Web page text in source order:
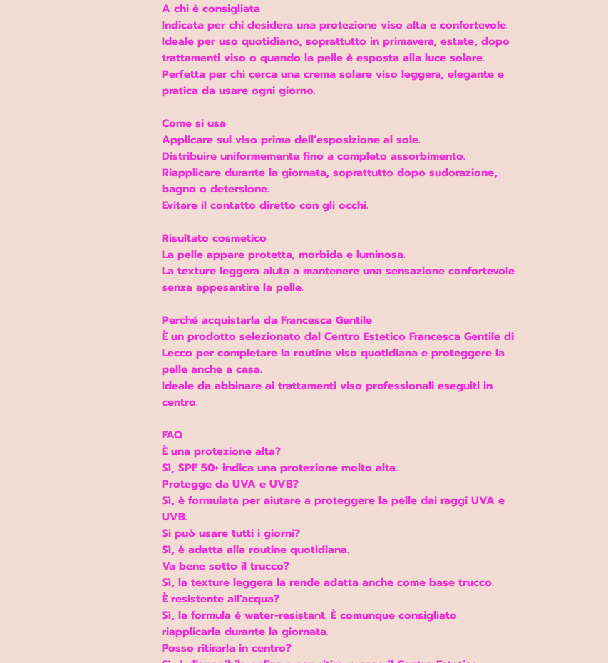
A chi è consigliata
Indicata per chi desidera una protezione viso alta e confortevole.
Ideale per uso quotidiano, soprattutto in primavera, estate, dopo
trattamenti viso o quando la pelle è esposta alla luce solare.
Perfetta per chi cerca una crema solare viso leggera, elegante e
pratica da usare ogni giorno.
Come si usa
Applicare sul viso prima dell’esposizione al sole.
Distribuire uniformemente fino a completo assorbimento.
Riapplicare durante la giornata, soprattutto dopo sudorazione,
bagno o detersione.
Evitare il contatto diretto con gli occhi.
Risultato cosmetico
La pelle appare protetta, morbida e luminosa.
La texture leggera aiuta a mantenere una sensazione confortevole
senza appesantire la pelle.
Perché acquistarla da Francesca Gentile
È un prodotto selezionato dal Centro Estetico Francesca Gentile di
Lecco per completare la routine viso quotidiana e proteggere la
pelle anche a casa.
Ideale da abbinare ai trattamenti viso professionali eseguiti in
centro.
FAQ
È una protezione alta?
Sì, SPF 50+ indica una protezione molto alta.
Protegge da UVA e UVB?
Sì, è formulata per aiutare a proteggere la pelle dai raggi UVA e
UVB.
Si può usare tutti i giorni?
Sì, è adatta alla routine quotidiana.
Va bene sotto il trucco?
Sì, la texture leggera la rende adatta anche come base trucco.
È resistente all’acqua?
Sì, la formula è water-resistant. È comunque consigliato
riapplicarla durante la giornata.
Posso ritirarla in centro?